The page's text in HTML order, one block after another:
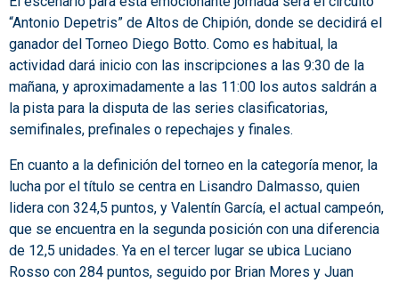
“Antonio Depetris” de Altos de Chipión, donde se decidirá el
ganador del Torneo Diego Botto. Como es habitual, la
actividad dará inicio con las inscripciones a las 9:30 de la
mañana, y aproximadamente a las 11:00 los autos saldrán a
la pista para la disputa de las series clasificatorias,
semifinales, prefinales o repechajes y finales.
En cuanto a la definición del torneo en la categoría menor, la
lucha por el título se centra en Lisandro Dalmasso, quien
lidera con 324,5 puntos, y Valentín García, el actual campeón,
que se encuentra en la segunda posición con una diferencia
de 12,5 unidades. Ya en el tercer lugar se ubica Luciano
Rosso con 284 puntos, seguido por Brian Mores y Juan